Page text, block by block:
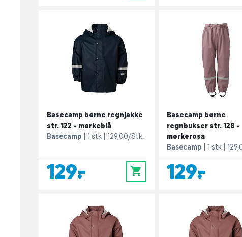
Basecamp børne regnjakke
str. 122 - mørkeblå
Basecamp
1 stk 129,00/Stk.
129,- 0
Basecamp børne
regnbukser str. 128 -
mørkerosa
Basecamp
1 stk
129,-